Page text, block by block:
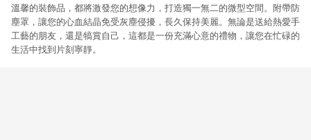
溫馨的裝飾品，都將激發您的想像力，打造獨一無二的微型空間。附帶防
塵罩，讓您的心血結晶免受灰塵侵擾，長久保持美麗。無論是送給熱愛手
工藝的朋友，還是犒賞自己，這都是一份充滿心意的禮物，讓您在忙碌的
生活中找到片刻寧靜。